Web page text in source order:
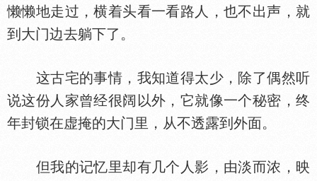
懒懒地走过，横着头看一看路人，也不出声，就
到大门边去躺下了。
这古宅的事情，我知道得太少，除了偶然听
说这份人家曾经很阔以外，它就像一个秘密，终
年封锁在虚掩的大门里，从不透露到外面。
但我的记忆里却有几个人影，由淡而浓，映